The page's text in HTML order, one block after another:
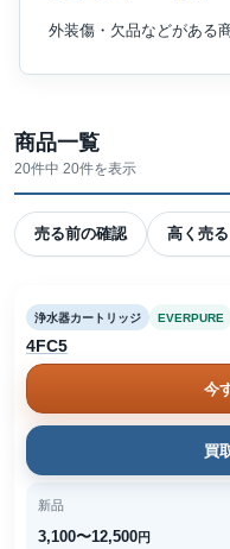
外装傷・欠品などがある
商品一覧
20件中 20件を表示
売る前の確認 高く売
浄水器カートリッジ EVERPURE
4FC5
今
買
新品
3,100〜12,500円